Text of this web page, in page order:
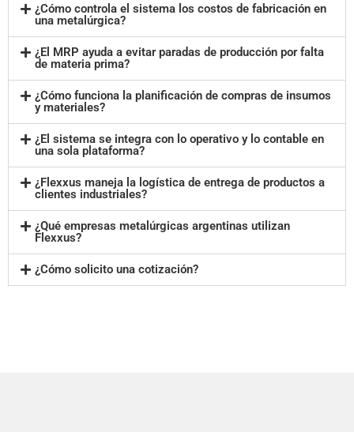
¿Cómo controla el sistema los costos de fabricación en
una metalúrgica?
¿El MRP ayuda a evitar paradas de producción por falta
de materia prima?
¿Cómo funciona la planificación de compras de insumos
y materiales?
¿El sistema se integra con lo operativo y lo contable en
una sola plataforma?
¿Flexxus maneja la logística de entrega de productos a
clientes industriales?
¿Qué empresas metalúrgicas argentinas utilizan
Flexxus?
¿Cómo solicito una cotización?